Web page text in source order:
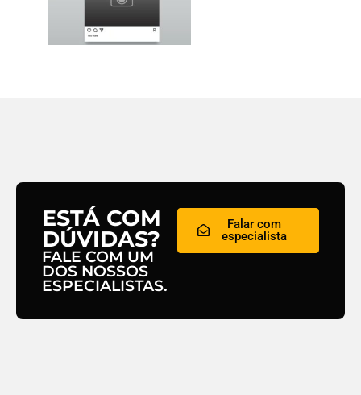
ESTÁ COM
DÚVIDAS?
FALE COM UM
DOS NOSSOS
ESPECIALISTAS.
Falar com
especialista